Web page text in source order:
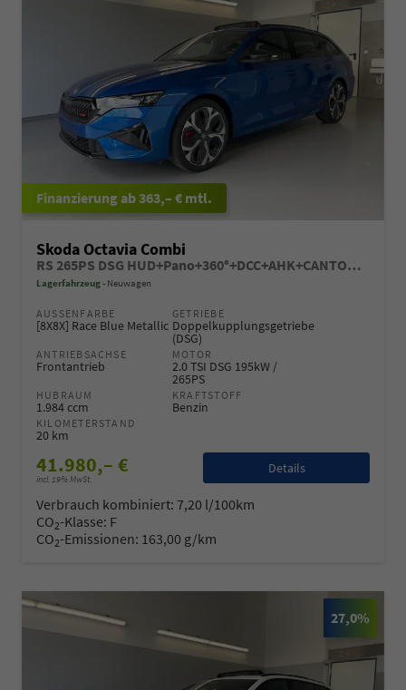
ab 363,– € mtl.
Skoda Octavia Combi
RS 265PS DSG HUD+Pano+360°+DCC+AHK+CANTON+Matrix+Alu19+eHeck+GV4
Lagerfahrzeug Neuwagen
AUSSENFARBE
[8X8X] Race Blue Metallic
GETRIEBE
Doppelkupplungsgetriebe
(DSG)
ANTRIEBSACHSE
Frontantrieb
MOTOR
2.0 TSI DSG 195kW /
265PS
HUBRAUM
1.984 ccm
KRAFTSTOFF
Benzin
KILOMETERSTAND
20 km
41.980,– €
incl. 19% MwSt.
Details
Verbrauch kombiniert: 7,20 l/100km
CO2-Klasse: F
CO2-Emissionen: 163,00 g/km
27,0%